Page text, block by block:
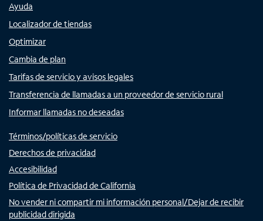
Ayuda
Localizador de tiendas
Optimizar
Cambia de plan
Tarifas de servicio y avisos legales
Transferencia de llamadas a un proveedor de servicio rural
Informar llamadas no deseadas
Términos/políticas de servicio
Derechos de privacidad
Accesibilidad
Política de Privacidad de California
No vender ni compartir mi información personal/Dejar de recibir
publicidad dirigida